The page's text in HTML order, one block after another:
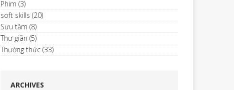
Phim (3)
soft skills (20)
Sưu tầm (8)
Thư giãn (5)
Thường thức (33)
ARCHIVES